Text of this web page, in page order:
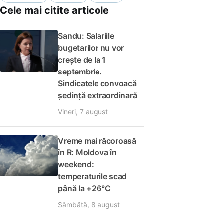
Cele mai citite articole
Sandu: Salariile
bugetarilor nu vor
crește de la 1
septembrie.
Sindicatele convoacă
ședință extraordinară
Vineri, 7 august
Vreme mai răcoroasă
în R: Moldova în
weekend:
temperaturile scad
până la +26°C
Sâmbătă, 8 august